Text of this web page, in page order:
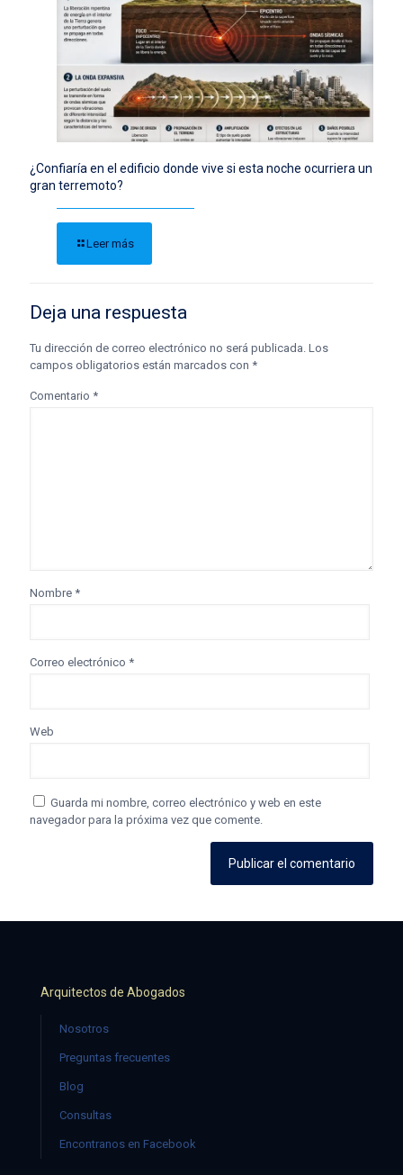
¿Confiaría en el edificio donde vive si esta noche ocurriera un
gran terremoto?
Leer más
Deja una respuesta
Tu dirección de correo electrónico no será publicada. Los
campos obligatorios están marcados con *
Comentario *
Nombre *
Correo electrónico *
Web
Guarda mi nombre, correo electrónico y web en este
navegador para la próxima vez que comente.
Arquitectos de Abogados
Nosotros
Preguntas frecuentes
Blog
Consultas
Encontranos en Facebook